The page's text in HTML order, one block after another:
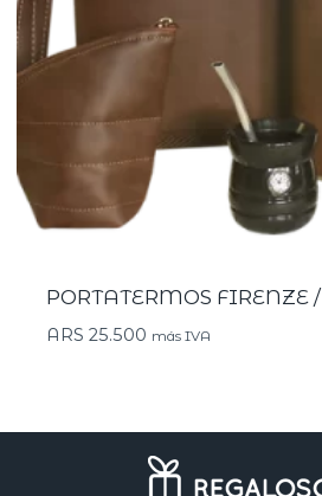
PORTATERMOS FIRENZE /
ARS 25.500 más IVA